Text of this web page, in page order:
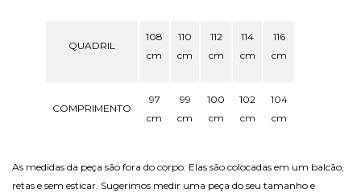
QUADRIL
108
cm
110
cm
112
cm
114
cm
116
cm
COMPRIMENTO
97
cm
99
cm
100
cm
102
cm
104
cm
As medidas da peça são fora do corpo. Elas são colocadas em um balcão,
retas e sem esticar. Sugerimos medir uma peça do seu tamanho e